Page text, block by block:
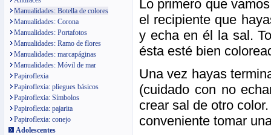
Manualidades: Botella de colores
Manualidades: Corona
Manualidades: Portafotos
Manualidades: Ramo de flores
Manualidades: marcapáginas
Manualidades: Móvil de mar
Papiroflexia
Papiroflexia: pliegues básicos
Papiroflexia: Símbolos
Papiroflexia: pajarita
Papiroflexia: conejo
Adolescentes
Lo primero que
el recipiente que
y echa en él la sal.
ésta esté bien
Una vez hayas
(cuidado con no
crear sal de otro
conveniente tomar